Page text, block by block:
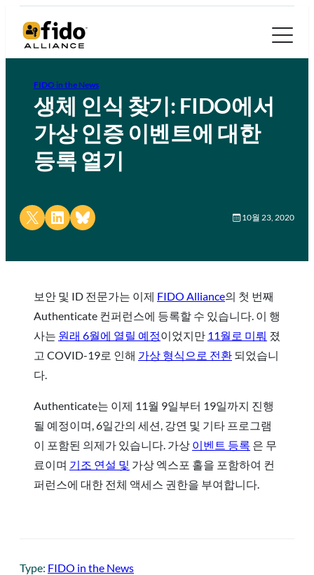
FIDO in the News
생체 인식 찾기: FIDO에서
가상 인증 이벤트에 대한
등록 열기
Share on X Share on LinkedIn
Share on Bluesky 10월 23, 2020
보안 및 ID 전문가는 이제 FIDO Alliance의 첫 번째
Authenticate 컨퍼런스에 등록할 수 있습니다. 이 행
사는 원래 6월에 열릴 예정이었지만 11월로 미뤄 졌
고 COVID-19로 인해 가상 형식으로 전환 되었습니
다.
Authenticate는 이제 11월 9일부터 19일까지 진행
될 예정이며, 6일간의 세션, 강연 및 기타 프로그램
이 포함된 의제가 있습니다. 가상 이벤트 등록 은 무
료이며 기조 연설 및 가상 엑스포 홀을 포함하여 컨
퍼런스에 대한 전체 액세스 권한을 부여합니다.
Type: FIDO in the News